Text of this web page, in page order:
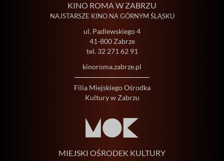
KINO ROMA W ZABRZU
NAJSTARSZE KINO NA GÓRNYM ŚLĄSKU
ul. Padlewskiego 4
41-800 Zabrze
tel. 32 271 62 91
kinoroma.zabrze.pl
Filia Miejskiego Ośrodka
Kultury w Zabrzu
MIEJSKI OŚRODEK KULTURY